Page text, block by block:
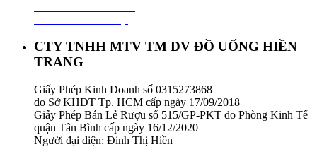
CTY TNHH MTV TM DV ĐỒ UỐNG HIỀN
TRANG
Giấy Phép Kinh Doanh số 0315273868
do Sở KHĐT Tp. HCM cấp ngày 17/09/2018
Giấy Phép Bán Lẻ Rượu số 515/GP-PKT do Phòng Kinh Tế
quận Tân Bình cấp ngày 16/12/2020
Người đại diện: Đinh Thị Hiền